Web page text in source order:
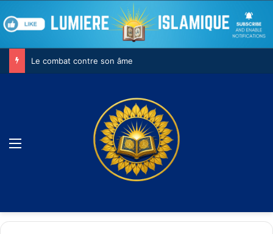
Le combat contre son âme